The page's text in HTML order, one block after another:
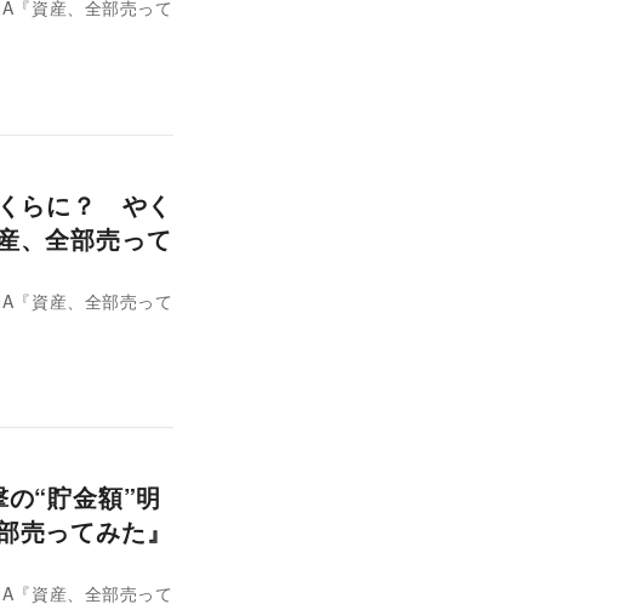
『資産、全部売って
らに？ やく
、全部売って
『資産、全部売って
“貯金額”明
ってみた』
『資産、全部売って